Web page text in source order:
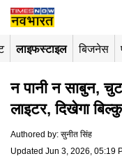
लाइफस्टाइल बिजनेस
न पानी न साबुन,
लाइटर, दिखेगा
Authored by: सुनीत सिंह
Updated Jun 3, 2026, 05:19